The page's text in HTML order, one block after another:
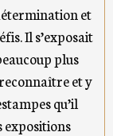
et
Il s’exposait
plus
et y
qu’il
expositions